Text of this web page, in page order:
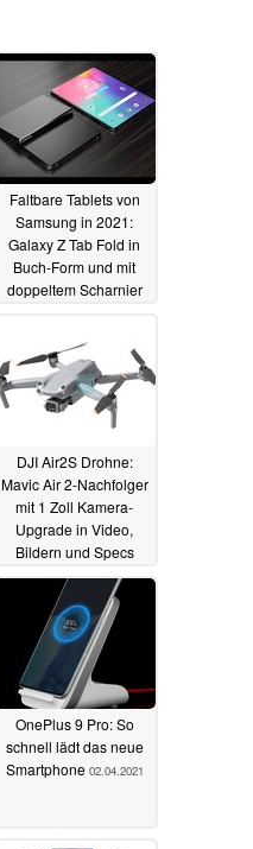
Faltbare Tablets von
Samsung in 2021:
Galaxy Z Tab Fold in
Buch-Form und mit
doppeltem Scharnier
DJI Air2S Drohne:
Mavic Air 2-Nachfolger
mit 1 Zoll Kamera-
Upgrade in Video,
Bildern und Specs
geleakt06.04.2021
OnePlus 9 Pro: So
schnell lädt das neue
Smartphone 02.04.2021